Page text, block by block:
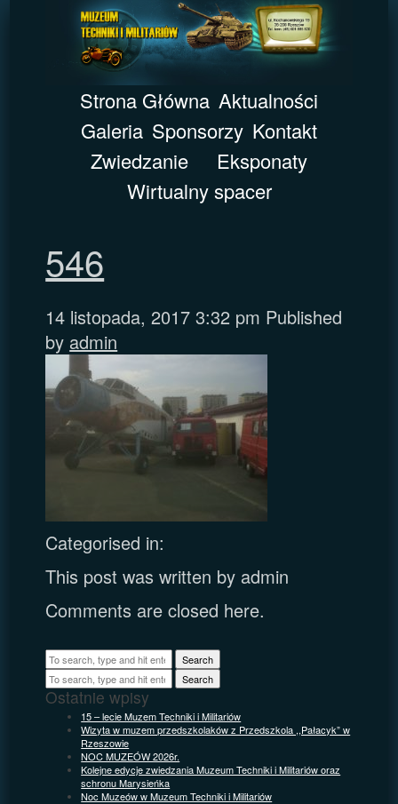
Strona Główna Aktualności
Galeria Sponsorzy Kontakt
Zwiedzanie
Eksponaty
Wirtualny spacer
546
14 listopada, 2017 3:32 pm Published
by admin
Categorised in:
This post was written by admin
Comments are closed here.
Search
Search
Ostatnie wpisy
15 – lecie Muzem Techniki i Militariów
Wizyta w muzem przedszkolaków z Przedszkola ,,Pałacyk” w
Rzeszowie
NOC MUZEÓW 2026r.
Kolejne edycje zwiedzania Muzeum Techniki i Militariów oraz
schronu Marysieńka
Noc Muzeów w Muzeum Techniki i Militariów